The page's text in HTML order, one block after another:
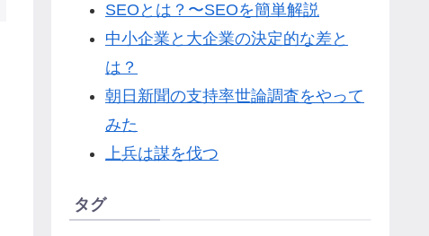
SEOとは？〜SEOを簡単解説
中小企業と大企業の決定的な差と
は？
朝日新聞の支持率世論調査をやって
みた
上兵は謀を伐つ
タグ